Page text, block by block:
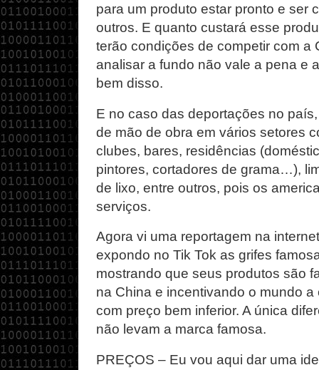
para um produto estar pronto e ser
outros. E quanto custará esse
terão condições de competir com a
analisar a fundo não vale a pena e
bem disso.
E no caso das deportações no
de mão de obra em vários setores
clubes, bares, residências
pintores, cortadores de grama…),
de lixo, entre outros, pois os
serviços.
Agora vi uma reportagem na
expondo no Tik Tok as grifes
mostrando que seus produtos são
na China e incentivando o mundo
com preço bem inferior. A única
não levam a marca famosa.
PREÇOS – Eu vou aqui dar uma